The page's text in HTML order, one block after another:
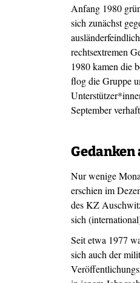
Anfang 1980
sich zunächst
rechtsextremen
1980 kamen die
flog die Gruppe
September
Nur wenige
erschien im
des KZ
sich
Seit etwa 1977
sich auch der